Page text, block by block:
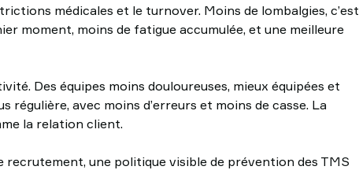
médicales et le turnover. Moins de lombalgies, c’est
moment, moins de fatigue accumulée, et une meilleure
Des équipes moins douloureuses, mieux équipées et
avec moins d’erreurs et moins de casse. La
la relation client.
une politique visible de prévention des TMS